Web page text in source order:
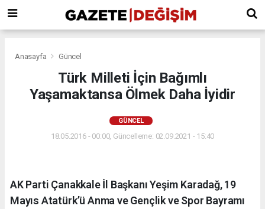
Anasayfa Güncel
Türk Milleti İçin Bağımlı
Yaşamaktansa Ölmek Daha İyidir
GÜNCEL
18.05.2016 - 00:00, Güncelleme: 02.09.2021 - 15:40
AK Parti Çanakkale İl Başkanı Yeşim Karadağ, 19
Mayıs Atatürk’ü Anma ve Gençlik ve Spor Bayramı